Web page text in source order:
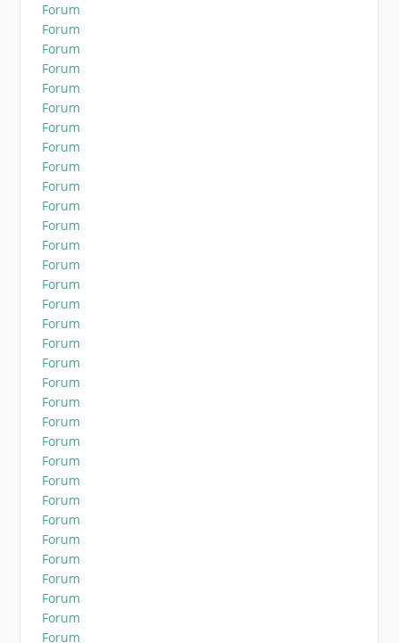
Forum
Forum
Forum
Forum
Forum
Forum
Forum
Forum
Forum
Forum
Forum
Forum
Forum
Forum
Forum
Forum
Forum
Forum
Forum
Forum
Forum
Forum
Forum
Forum
Forum
Forum
Forum
Forum
Forum
Forum
Forum
Forum
Forum